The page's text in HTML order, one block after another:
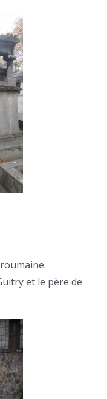
et le père de